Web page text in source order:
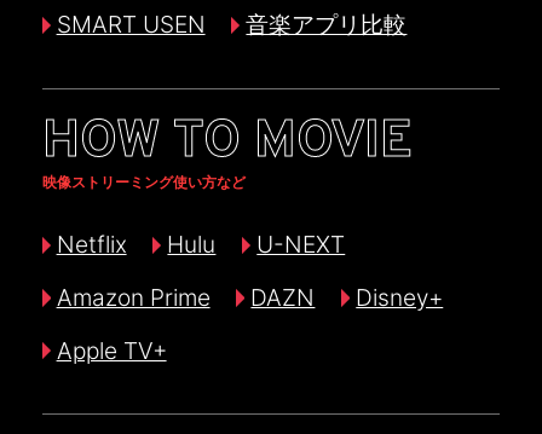
SMART USEN
音楽アプリ比較
HOW TO MOVIE
映像ストリーミング使い方など
Netflix Hulu
U-NEXT
Amazon Prime
DAZN
Disney+
Apple TV+